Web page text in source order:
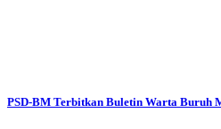
PSD-BM Terbitkan Buletin Warta Buruh